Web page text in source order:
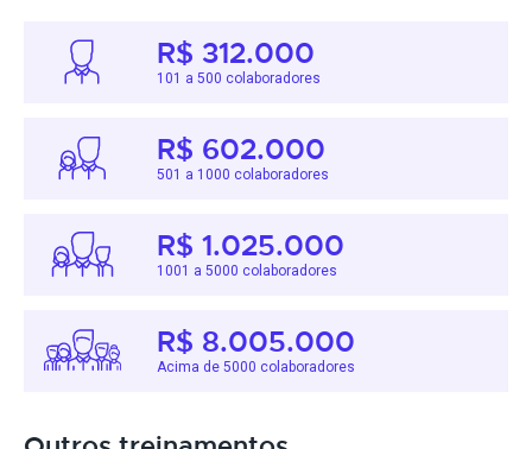
R$ 312.000
101 a 500 colaboradores
R$ 602.000
501 a 1000 colaboradores
R$ 1.025.000
1001 a 5000 colaboradores
R$ 8.005.000
Acima de 5000 colaboradores